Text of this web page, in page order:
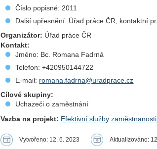
Číslo popisné: 2011
Další upřesnění: Úřad práce ČR, kontaktní
Organizátor: Úřad práce ČR
Kontakt:
Jméno: Bc. Romana Fadrná
Telefon: +420950144722
E-mail: romana.fadrna@uradprace.cz
Cílové skupiny:
Uchazeči o zaměstnání
Vazba na projekt: Efektivní služby zaměstnanosti
Vytvořeno: 12. 6. 2023 Aktualizováno: